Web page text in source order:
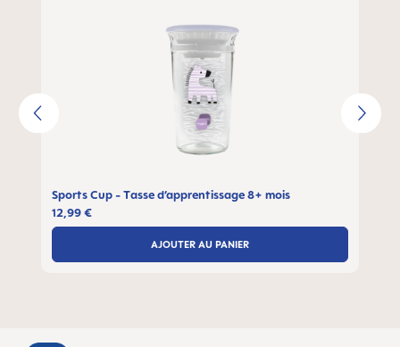
Sports Cup - Tasse d’apprentissage 8+ mois
12,99 €
AJOUTER AU PANIER